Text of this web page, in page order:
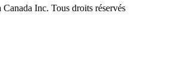
Inc. Tous droits réservés